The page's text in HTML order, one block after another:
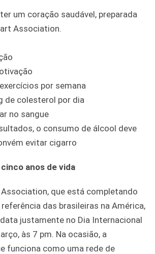
um coração saudável, preparada
Association.
por semana
de colesterol por dia
no sangue
o consumo de álcool deve
evitar cigarro
anos de vida
Association, que está completando
das brasileiras na América,
justamente no Dia Internacional
às 7 pm. Na ocasião, a
funciona como uma rede de